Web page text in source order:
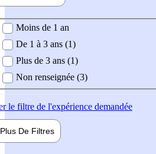
demandée
Moins de 1 an
De 1 à 3 ans (1)
Plus de 3 ans (1)
Non renseignée (3)
le filtre de l'expérience demandée
Plus De Filtres